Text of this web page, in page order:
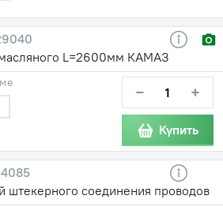
L=2600мм КАМАЗ
− +
Купить
штекерного соединения проводов